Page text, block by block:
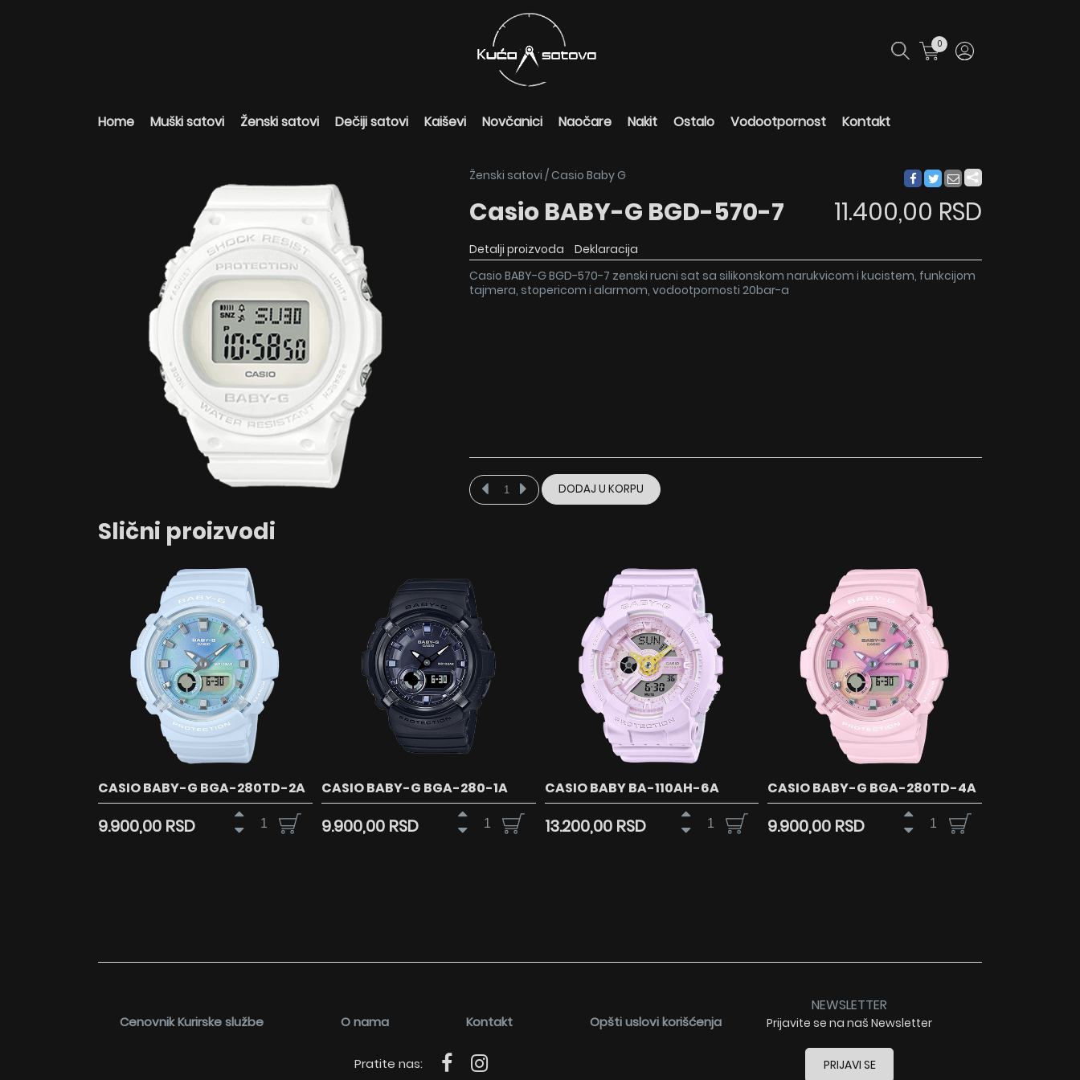
0
Home Muški satovi Ženski satovi Dečiji satovi Kaiševi Novčanici Naočare Nakit Ostalo Vodootpornost Kontakt
Ženski satovi /Casio Baby G
Casio BABY-G BGD-570-7 11.400,00 RSD
Detalji proizvoda
Deklaracija
Casio BABY-G BGD-570-7 zenski rucni sat sa silikonskom narukvicom i kucistem, funkcijom
tajmera, stopericom i alarmom, vodootpornosti 20bar-a
DODAJ U KORPU
Slični proizvodi
CASIO BABY-G BGA-280TD-2A
9.900,00 RSD
CASIO BABY-G BGA-280-1A
9.900,00 RSD
CASIO BABY BA-110AH-6A
13.200,00 RSD
CASIO BABY-G BGA-280TD-4A
9.900,00 RSD
Cenovnik Kurirske službe O nama Kontakt Opšti uslovi korišćenja
Pratite nas:
NEWSLETTER
Prijavite se na naš Newsletter
PRIJAVI SE